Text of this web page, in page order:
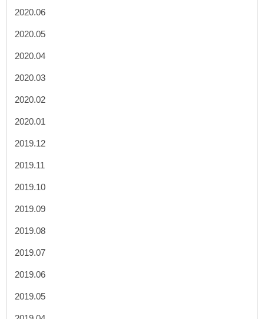
2020.06
2020.05
2020.04
2020.03
2020.02
2020.01
2019.12
2019.11
2019.10
2019.09
2019.08
2019.07
2019.06
2019.05